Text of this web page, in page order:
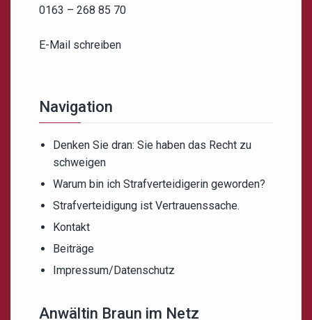
0163 – 268 85 70
E-Mail schreiben
Navigation
Denken Sie dran: Sie haben das Recht zu
schweigen
Warum bin ich Strafverteidigerin geworden?
Strafverteidigung ist Vertrauenssache.
Kontakt
Beiträge
Impressum/Datenschutz
Anwältin Braun im Netz